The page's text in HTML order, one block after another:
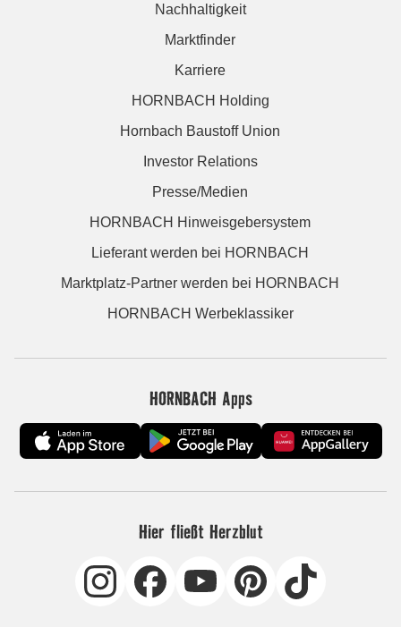
Nachhaltigkeit
Marktfinder
Karriere
HORNBACH Holding
Hornbach Baustoff Union
Investor Relations
Presse/Medien
HORNBACH Hinweisgebersystem
Lieferant werden bei HORNBACH
Marktplatz-Partner werden bei HORNBACH
HORNBACH Werbeklassiker
HORNBACH Apps
Hier fließt Herzblut